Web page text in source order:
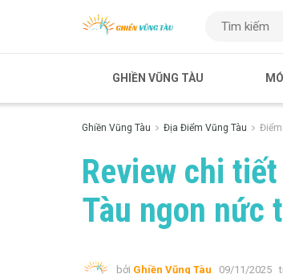
GHIỀN VŨNG TÀU
Ghiền Vũng Tàu Địa Điểm Vũng Tàu Điểm
Review chi
Tàu ngon nức
bởi Ghiền Vũng Tàu 09/11/2025